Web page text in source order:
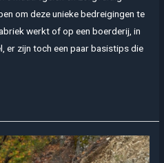
om deze unieke bedreigingen te
werkt of op een boerderij, in
er zijn toch een paar basistips die